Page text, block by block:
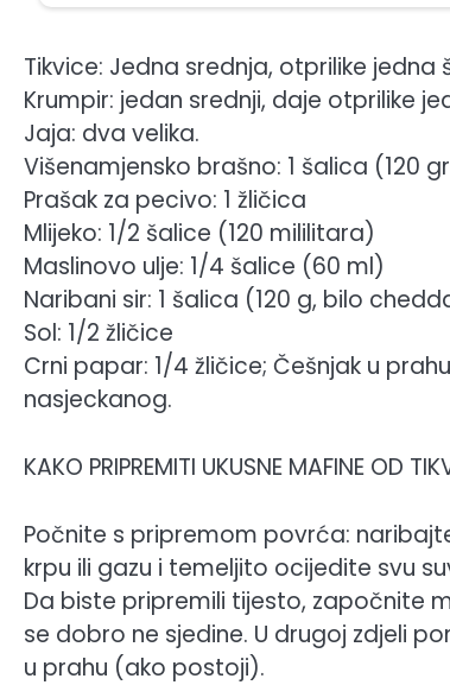
Tikvice: Jedna srednja, otprilike jedna
Krumpir: jedan srednji, daje otprilike
Jaja: dva velika.
Višenamjensko brašno: 1 šalica (120
Prašak za pecivo: 1 žličica
Mlijeko: 1/2 šalice (120 mililitara)
Maslinovo ulje: 1/4 šalice (60 ml)
Naribani sir: 1 šalica (120 g, bilo
Sol: 1/2 žličice
Crni papar: 1/4 žličice; Češnjak u
nasjeckanog.
KAKO PRIPREMITI UKUSNE MAFINE OD
Počnite s pripremom povrća:
krpu ili gazu i temeljito ocijedite svu
Da biste pripremili tijesto, započnite
se dobro ne sjedine. U drugoj zdjeli
u prahu (ako postoji).